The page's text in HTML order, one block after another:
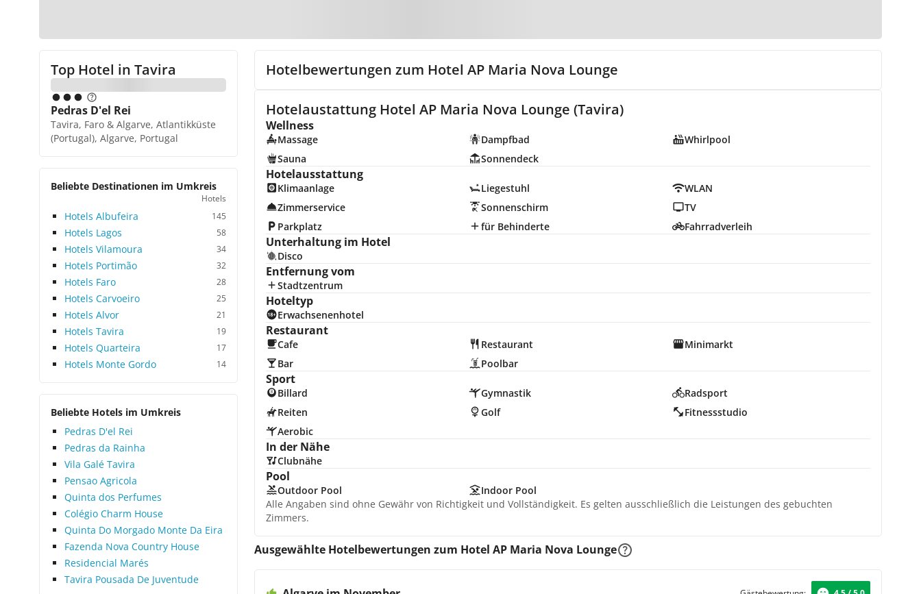
Top Hotel in Tavira
Pedras D'el Rei
Tavira, Faro & Algarve, Atlantikküste
(Portugal), Algarve, Portugal
Beliebte Destinationen im Umkreis
Hotels
Hotels Albufeira 145
Hotels Lagos 58
Hotels Vilamoura 34
Hotels Portimão 32
Hotels Faro 28
Hotels Carvoeiro 25
Hotels Alvor 21
Hotels Tavira 19
Hotels Quarteira 17
Hotels Monte Gordo 14
Beliebte Hotels im Umkreis
Pedras D'el Rei
Pedras da Rainha
Vila Galé Tavira
Pensao Agricola
Quinta dos Perfumes
Colégio Charm House
Quinta Do Morgado Monte Da Eira
Fazenda Nova Country House
Residencial Marés
Tavira Pousada De Juventude
Hotelbewertungen zum Hotel AP Maria Nova Lounge
Hotelaustattung Hotel AP Maria Nova Lounge (Tavira)
Wellness
Massage Dampfbad
Whirlpool
Sauna
Sonnendeck
Hotelausstattung
Klimaanlage Liegestuhl
WLAN
Zimmerservice
Sonnenschirm
TV
Parkplatz
für Behinderte Fahrradverleih
Unterhaltung im Hotel
Disco
Entfernung vom
Stadtzentrum
Hoteltyp
Erwachsenenhotel
Restaurant
Cafe Restaurant
Minimarkt
Bar
Poolbar
Sport
Billard Gymnastik
Radsport
Reiten
Golf
Fitnessstudio
Aerobic
In der Nähe
Clubnähe
Pool
Outdoor Pool
Indoor Pool
Alle Angaben sind ohne Gewähr von Richtigkeit und Vollständigkeit. Es gelten ausschließlich die Leistungen des gebuchten
Zimmers.
Ausgewählte Hotelbewertungen zum Hotel AP Maria Nova Lounge